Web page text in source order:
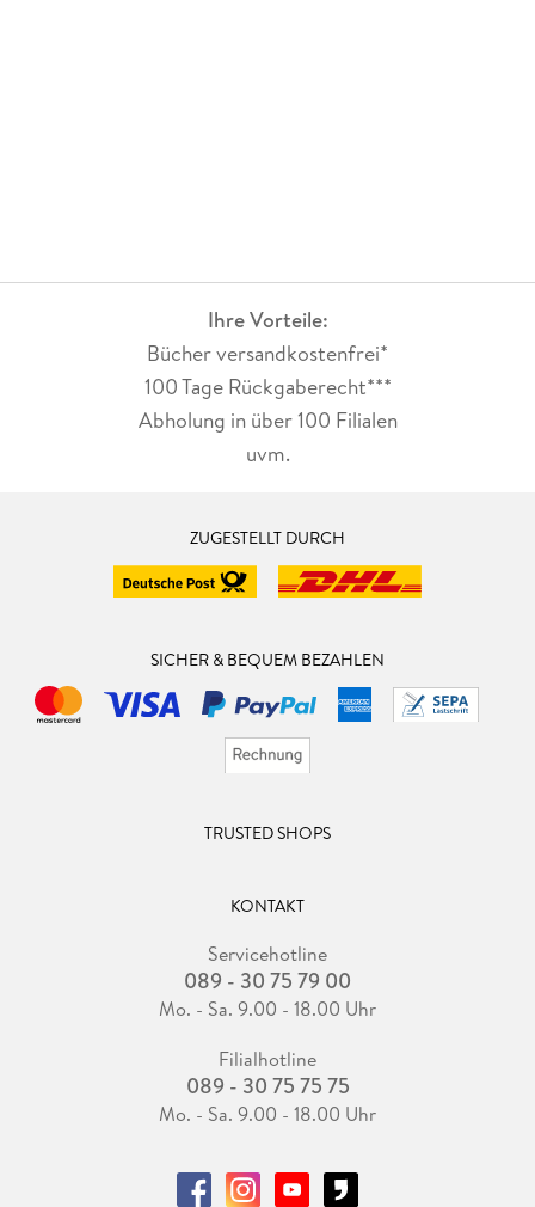
Ihre Vorteile:
Bücher versandkostenfrei*
100 Tage Rückgaberecht***
Abholung in über 100 Filialen
uvm.
ZUGESTELLT DURCH
SICHER & BEQUEM BEZAHLEN
TRUSTED SHOPS
KONTAKT
Servicehotline
089 - 30 75 79 00
Mo. - Sa. 9.00 - 18.00 Uhr
Filialhotline
089 - 30 75 75 75
Mo. - Sa. 9.00 - 18.00 Uhr